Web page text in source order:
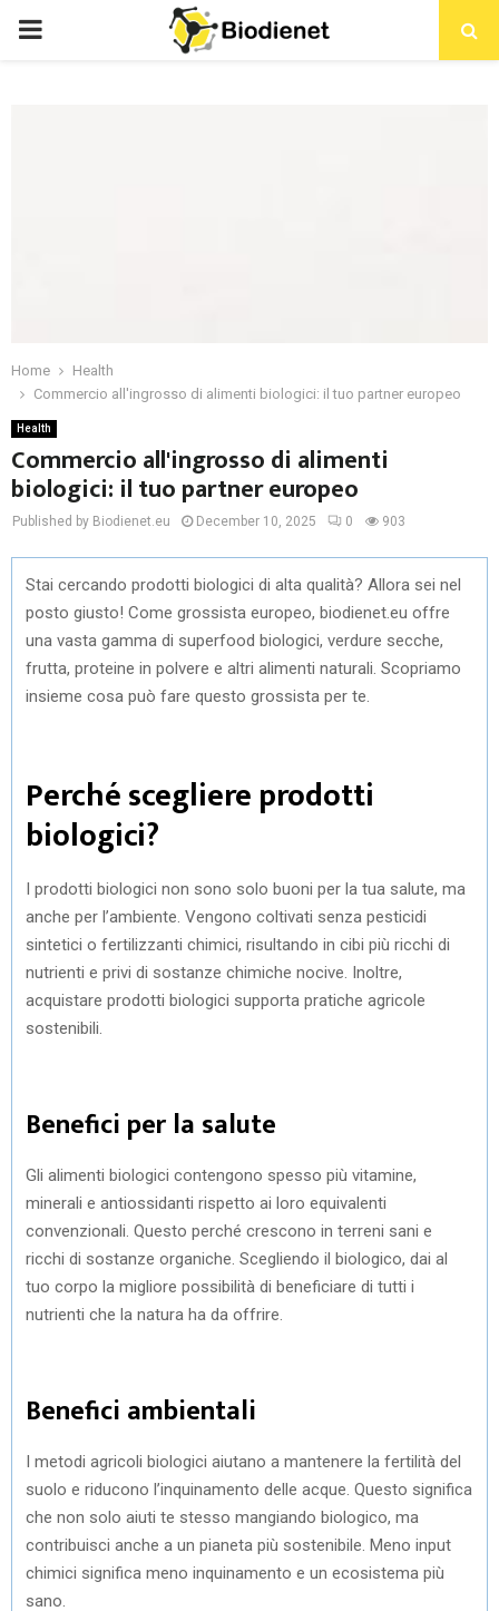
PRIMARY
Home
Health
Commercio all'ingrosso di alimenti biologici: il tuo partner europeo
Health
Commercio all'ingrosso di alimenti
biologici: il tuo partner europeo
Published by Biodienet.eu December 10, 2025 0 903
Stai cercando prodotti biologici di alta qualità? Allora sei nel
posto giusto! Come grossista europeo, biodienet.eu offre
una vasta gamma di superfood biologici, verdure secche,
frutta, proteine in polvere e altri alimenti naturali. Scopriamo
insieme cosa può fare questo grossista per te.
Perché scegliere prodotti
biologici?
I prodotti biologici non sono solo buoni per la tua salute, ma
anche per l’ambiente. Vengono coltivati senza pesticidi
sintetici o fertilizzanti chimici, risultando in cibi più ricchi di
nutrienti e privi di sostanze chimiche nocive. Inoltre,
acquistare prodotti biologici supporta pratiche agricole
sostenibili.
Benefici per la salute
Gli alimenti biologici contengono spesso più vitamine,
minerali e antiossidanti rispetto ai loro equivalenti
convenzionali. Questo perché crescono in terreni sani e
ricchi di sostanze organiche. Scegliendo il biologico, dai al
tuo corpo la migliore possibilità di beneficiare di tutti i
nutrienti che la natura ha da offrire.
Benefici ambientali
I metodi agricoli biologici aiutano a mantenere la fertilità del
suolo e riducono l’inquinamento delle acque. Questo significa
che non solo aiuti te stesso mangiando biologico, ma
contribuisci anche a un pianeta più sostenibile. Meno input
chimici significa meno inquinamento e un ecosistema più
sano.